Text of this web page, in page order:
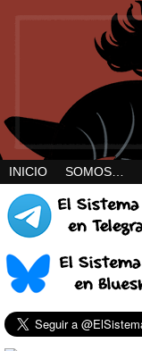
INICIO SOMOS…